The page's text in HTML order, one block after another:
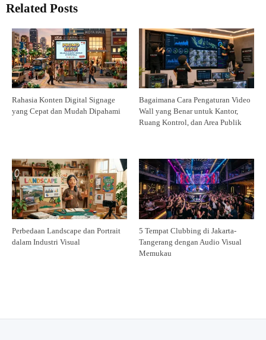
Related Posts
Rahasia Konten Digital Signage
yang Cepat dan Mudah Dipahami
Bagaimana Cara Pengaturan Video
Wall yang Benar untuk Kantor,
Ruang Kontrol, dan Area Publik
Perbedaan Landscape dan Portrait
dalam Industri Visual
5 Tempat Clubbing di Jakarta-
Tangerang dengan Audio Visual
Memukau